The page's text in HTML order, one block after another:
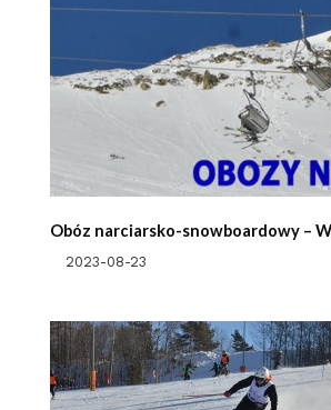
Obóz narciarsko-snowboardowy –
2023-08-23